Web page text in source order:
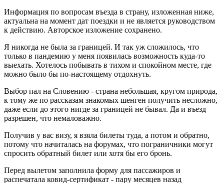
Информация по вопросам въезда в страну, изложенная ниже,
актуальна на момент дат поездки и не является руководством
к действию. Авторское изложение сохранено.
Я никогда не была за границей. И так уж сложилось, что
только в пандемию у меня появилась возможность куда-то
выехать. Хотелось побывать в тихом и спокойном месте, где
можно было бы по-настоящему отдохнуть.
Выбор пал на Словению - страна небольшая, кругом природа,
к тому же по рассказам знакомых шенген получить несложно,
даже если до этого нигде за границей не бывал. Да и въезд
разрешен, что немаловажно.
Получив у вас визу, я взяла билеты туда, а потом и обратно,
потому что начиталась на форумах, что пограничники могут
спросить обратный билет или хотя бы его бронь.
Перед вылетом заполнила форму для пассажиров и
распечатала ковид-сертификат - пару месяцев назад